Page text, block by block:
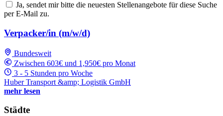
Ja, sendet mir bitte die neuesten Stellenangebote für diese Suche
per E-Mail zu.
Verpacker/in (m/w/d)
Bundesweit
Zwischen 603€ und 1,950€ pro Monat
3 - 5 Stunden pro Woche
Huber Transport &amp; Logistik GmbH
mehr lesen
Städte